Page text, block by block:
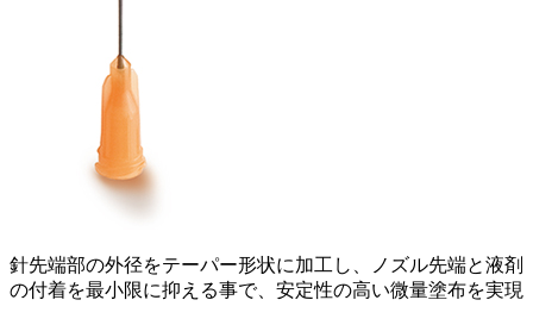
針先端部の外径をテーパー形状に加工し、ノズル先端と液剤
の付着を最小限に抑える事で、安定性の高い微量塗布を実現